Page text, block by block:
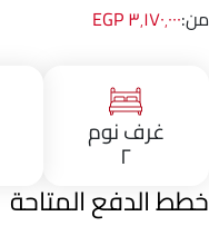
من:٣٬١٧٠٬٠٠٠ EGP
غرف نوم
٢
خطط الدفع المتاحة